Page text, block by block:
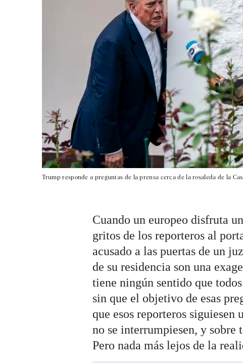
Trump responde a preguntas de la prensa cerca de la rosaleda de la
Cuando un europeo disfruta
gritos de los reporteros al
acusado a las puertas de un
de su residencia son una
tiene ningún sentido que
sin que el objetivo de esas
que esos reporteros siguiesen
no se interrumpiesen, y
Pero nada más lejos de la